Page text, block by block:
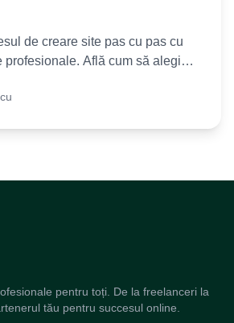
de creare site pas cu pas cu
profesionale. Află cum să alegi
pentru toți. De la freelanceri la
tău pentru succesul online.